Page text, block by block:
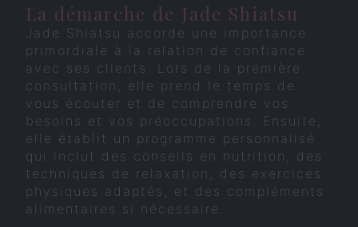
La démarche de Jade Shiatsu
Jade Shiatsu accorde une importance
primordiale à la relation de confiance
avec ses clients. Lors de la première
consultation, elle prend le temps de
vous écouter et de comprendre vos
besoins et vos préoccupations. Ensuite,
elle établit un programme personnalisé
qui inclut des conseils en nutrition, des
techniques de relaxation, des exercices
physiques adaptés, et des compléments
alimentaires si nécessaire.